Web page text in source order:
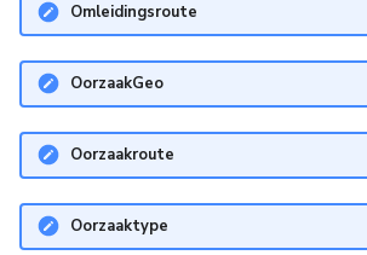
Omleidingsroute
OorzaakGeo
Oorzaakroute
Oorzaaktype